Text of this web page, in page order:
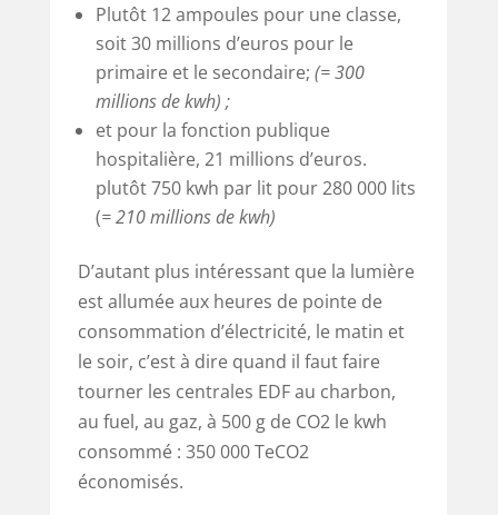
Plutôt 12 ampoules pour une classe,
soit 30 millions d’euros pour le
primaire et le secondaire; (= 300
millions de kwh) ;
et pour la fonction publique
hospitalière, 21 millions d’euros.
plutôt 750 kwh par lit pour 280 000 lits
(= 210 millions de kwh)
D’autant plus intéressant que la lumière
est allumée aux heures de pointe de
consommation d’électricité, le matin et
le soir, c’est à dire quand il faut faire
tourner les centrales EDF au charbon,
au fuel, au gaz, à 500 g de CO2 le kwh
consommé : 350 000 TeCO2
économisés.